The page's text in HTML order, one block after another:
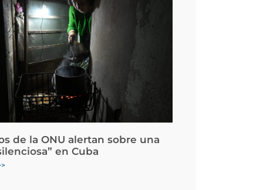
de la ONU alertan sobre una
en Cuba